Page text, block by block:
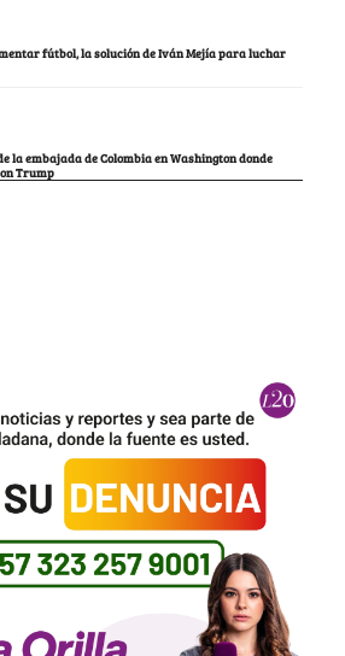
fútbol, la solución de Iván Mejía para luchar
la embajada de Colombia en Washington donde
Trump